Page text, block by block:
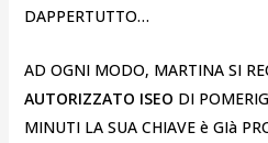
DAPPERTUTTO…
AD OGNI MODO, MARTINA SI
AUTORIZZATO ISEO DI
MINUTI LA SUA CHIAVE è GIà